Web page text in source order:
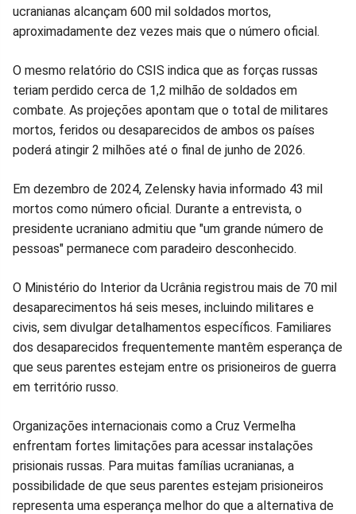
ucranianas alcançam 600 mil soldados mortos,
aproximadamente dez vezes mais que o número oficial.
O mesmo relatório do CSIS indica que as forças russas
teriam perdido cerca de 1,2 milhão de soldados em
combate. As projeções apontam que o total de militares
mortos, feridos ou desaparecidos de ambos os países
poderá atingir 2 milhões até o final de junho de 2026.
Em dezembro de 2024, Zelensky havia informado 43 mil
mortos como número oficial. Durante a entrevista, o
presidente ucraniano admitiu que "um grande número de
pessoas" permanece com paradeiro desconhecido.
O Ministério do Interior da Ucrânia registrou mais de 70 mil
desaparecimentos há seis meses, incluindo militares e
civis, sem divulgar detalhamentos específicos. Familiares
dos desaparecidos frequentemente mantêm esperança de
que seus parentes estejam entre os prisioneiros de guerra
em território russo.
Organizações internacionais como a Cruz Vermelha
enfrentam fortes limitações para acessar instalações
prisionais russas. Para muitas famílias ucranianas, a
possibilidade de que seus parentes estejam prisioneiros
representa uma esperança melhor do que a alternativa de